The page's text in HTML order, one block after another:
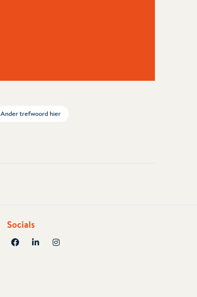
Ander trefwoord hier
Socials